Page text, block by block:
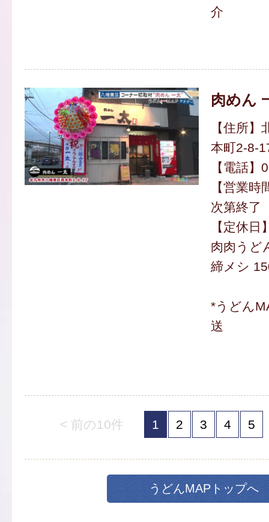
介
肉めん
【住所
本町2-8-
【電話
【営業
次第終了
【定休日
肉肉うど
締メシ
*うどん
送
< 前の10件 1 2 3 4 5
うどんMAPトップへ